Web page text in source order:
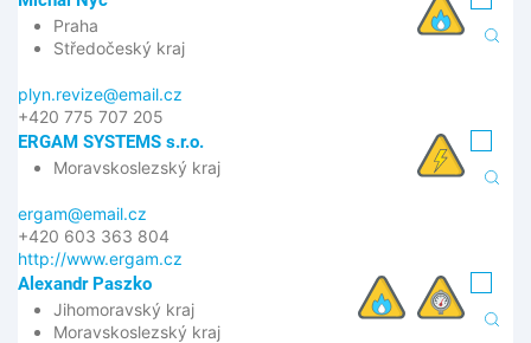
Praha
Středočeský kraj
plyn.revize@email.cz
+420 775 707 205
ERGAM SYSTEMS s.r.o.
Moravskoslezský kraj
ergam@email.cz
+420 603 363 804
http://www.ergam.cz
Alexandr Paszko
Jihomoravský kraj
Moravskoslezský kraj